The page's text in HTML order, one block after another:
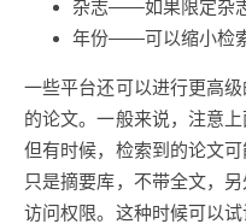
杂志——如果限定杂
年份——可以缩小检索
一些平台还可以进行更高
的论文。一般来说，注意
但有时候，检索到的论文
只是摘要库，不带全文，
访问权限。这种时候可以